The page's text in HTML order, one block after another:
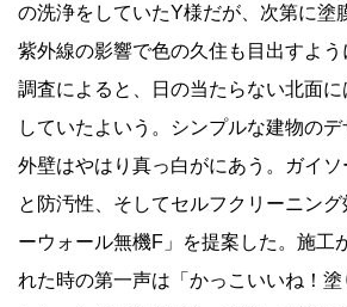
の洗浄をしていたY様だが、次第に塗
紫外線の影響で色の久住も目出すよ
調査によると、日の当たらない北面
していたよいう。シンプルな建物のデ
外壁はやはり真っ白がにあう。ガイ
と防汚性、そしてセルフクリーニン
ーウォール無機F」を提案した。施工
れた時の第一声は「かっこいいね！